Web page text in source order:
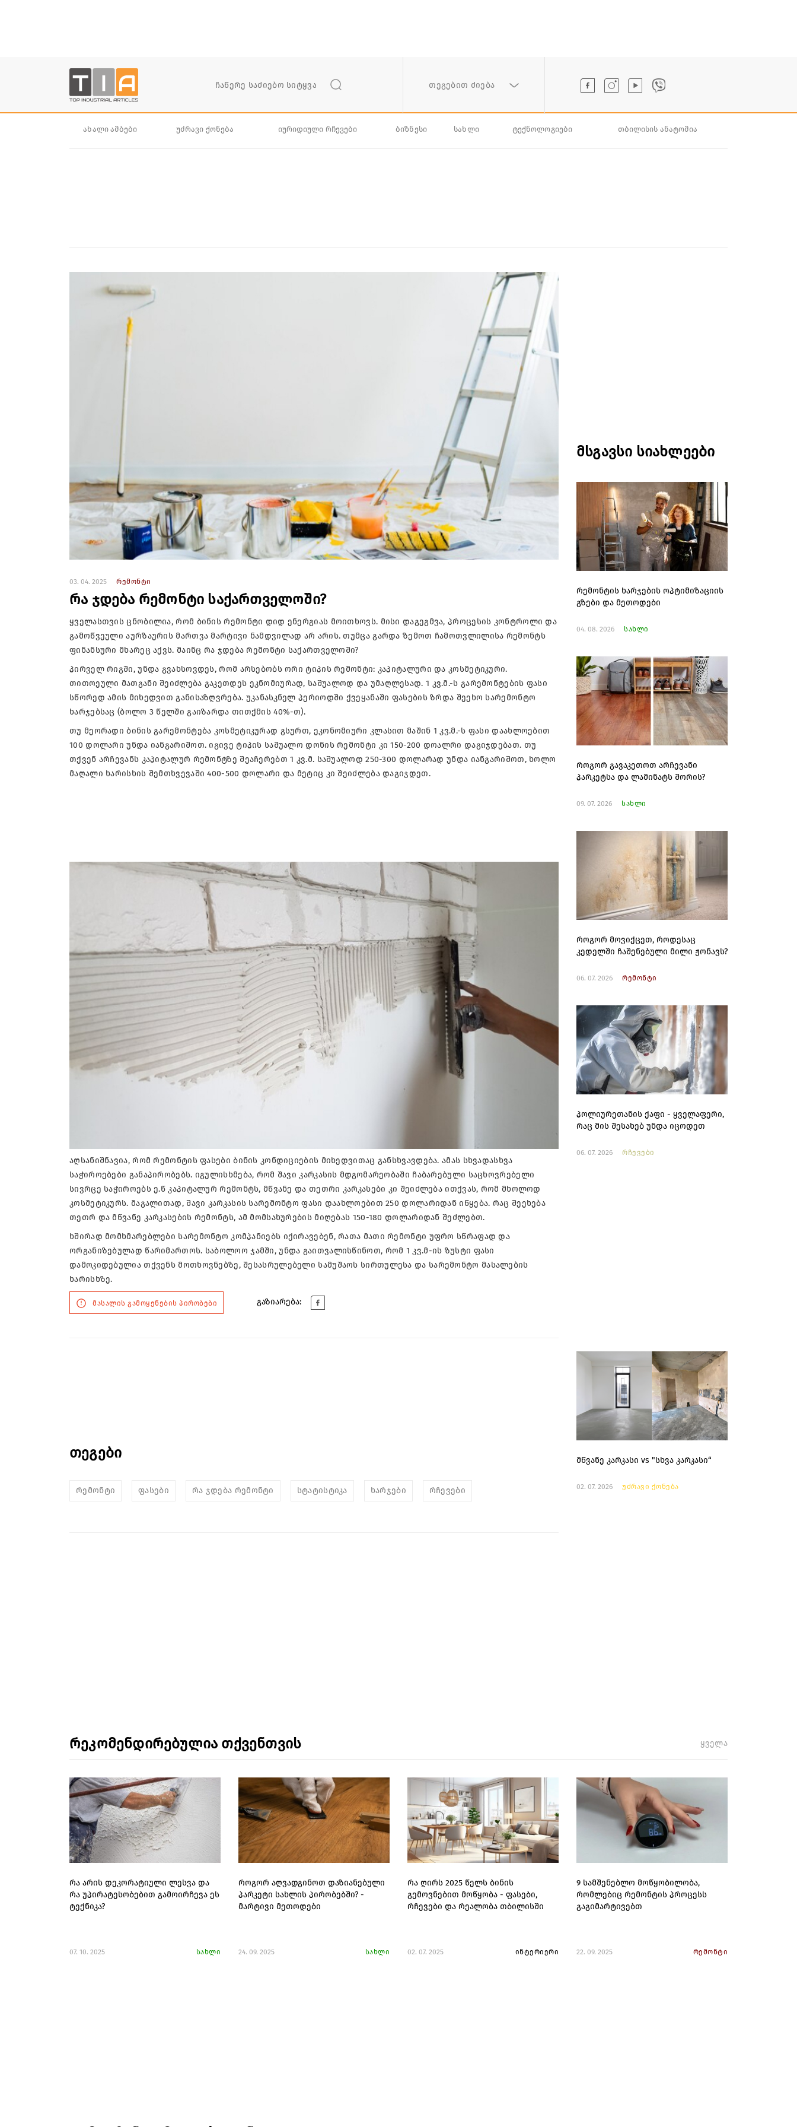
თეგებით ძიება
ახალი ამბები უძრავი ქონება იურიდიული რჩევები ბიზნესი სახლი ტექნოლოგიები თბილისის ანატომია
03. 04. 2025 რემონტი
რა ჯდება რემონტი საქართველოში?
ყველასთვის ცნობილია, რომ ბინის რემონტი დიდ ენერგიას მოითხოვს. მისი დაგეგმვა, პროცესის კონტროლი და
გამოწვეული აურზაურის მართვა მარტივი ნამდვილად არ არის. თუმცა გარდა ზემოთ ჩამოთვლილისა რემონტს
ფინანსური მხარეც აქვს. მაინც რა ჯდება რემონტი საქართველოში?
პირველ რიგში, უნდა გვახსოვდეს, რომ არსებობს ორი ტიპის რემონტი: კაპიტალური და კოსმეტიკური.
თითოეული მათგანი შეიძლება გაკეთდეს ეკნომიურად, საშუალოდ და უმაღლესად. 1 კვ.მ.-ს გარემონტების ფასი
სწორედ ამის მიხედვით განისაზღვრება. უკანასკნელ პერიოდში ქვეყანაში ფასების ზრდა შეეხო სარემონტო
ხარჯებსაც (ბოლო 3 წელში გაიზარდა თითქმის 40%-თ).
თუ მეორადი ბინის გარემონტება კოსმეტიკურად გსურთ, ეკონომიური კლასით მაშინ 1 კვ.მ.-ს ფასი დაახლოებით
100 დოლარი უნდა იანგარიშოთ. იგივე ტიპის საშუალო დონის რემონტი კი 150-200 დოალრი დაგიჯდებათ. თუ
თქვენ არჩევანს კაპიტალურ რემონტზე შეაჩერებთ 1 კვ.მ. საშუალოდ 250-300 დოლარად უნდა იანგარიშოთ, ხოლო
მაღალი ხარისხის შემთხვევაში 400-500 დოლარი და მეტიც კი შეიძლება დაგიჯდეთ.
აღსანიშნავია, რომ რემონტის ფასები ბინის კონდიციების მიხედვითაც განსხვავდება. ამას სხვადასხვა
საჭიროებები განაპირობებს. იგულისხმება, რომ შავი კარკასის მდგომარეობაში ჩაბარებული საცხოვრებელი
სივრცე საჭიროებს ე.წ კაპიტალურ რემონტს, მწვანე და თეთრი კარკასები კი შეიძლება ითქვას, რომ მხოლოდ
კოსმეტიკურს. მაგალითად, შავი კარკასის სარემონტო ფასი დაახლოებით 250 დოლარიდან იწყება. რაც შეეხება
თეთრ და მწვანე კარკასების რემონტს, ამ მომსახურების მიღებას 150-180 დოლარიდან შეძლებთ.
ხშირად მომხმარებლები სარემონტო კომპანიებს იქირავებენ, რათა მათი რემონტი უფრო სწრაფად და
ორგანიზებულად წარიმართოს. საბოლოო ჯამში, უნდა გაითვალისწინოთ, რომ 1 კვ.მ-ის ზუსტი ფასი
დამოკიდებულია თქვენს მოთხოვნებზე, შესასრულებელი სამუშაოს სირთულესა და სარემონტო მასალების
ხარისხზე.
მასალის გამოყენების პირობები გაზიარება:
თეგები
რემონტი ფასები რა ჯდება რემონტი სტატისტიკა ხარჯები რჩევები
მსგავსი სიახლეები
რემონტის ხარჯების ოპტიმიზაციის
გზები და მეთოდები
04. 08. 2026 სახლი
როგორ გავაკეთოთ არჩევანი
პარკეტსა და ლამინატს შორის?
09. 07. 2026 სახლი
როგორ მოვიქცეთ, როდესაც
კედელში ჩაშენებული მილი ჟონავს?
06. 07. 2026 რემონტი
პოლიურეთანის ქაფი - ყველაფერი,
რაც მის შესახებ უნდა იცოდეთ
06. 07. 2026 რჩევები
მწვანე კარკასი vs "სხვა კარკასი“
02. 07. 2026 უძრავი ქონება
რეკომენდირებულია თქვენთვის ყველა
რა არის დეკორატიული ლესვა და
რა უპირატესობებით გამოირჩევა ეს
ტექნიკა?
07. 10. 2025 სახლი
როგორ აღვადგინოთ დაზიანებული
პარკეტი სახლის პირობებში? -
მარტივი მეთოდები
24. 09. 2025 სახლი
რა ღირს 2025 წელს ბინის
გემოვნებით მოწყობა - ფასები,
რჩევები და რეალობა თბილისში
02. 07. 2025 ინტერიერი
9 სამშენებლო მოწყობილობა,
რომლებიც რემონტის პროცესს
გაგიმარტივებთ
22. 09. 2025 რემონტი